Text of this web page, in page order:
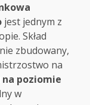
jest jednym z
Skład
zbudowany,
na
na poziomie
w